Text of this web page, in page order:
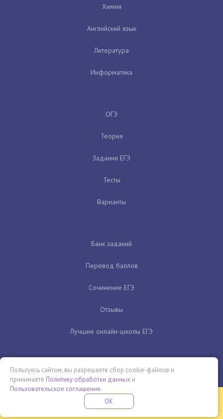
Химия
Английский язык
Литература
Информатика
ОГЭ
Теория
Задания ЕГЭ
Тесты
Варианты
Банк заданий
Перевод баллов
Сочинение ЕГЭ
Отзывы
Лучшие онлайн-школы ЕГЭ
Бесплатная летняя школа
ПРОВЕДИ ЭТО ЛЕТО С ПОЛЬЗОЙ
Пользуясь сайтом, вы разрешаете сбор cookie-файлов и
принимаете Политику обработки данных и
Пользовательское соглашение.
OK